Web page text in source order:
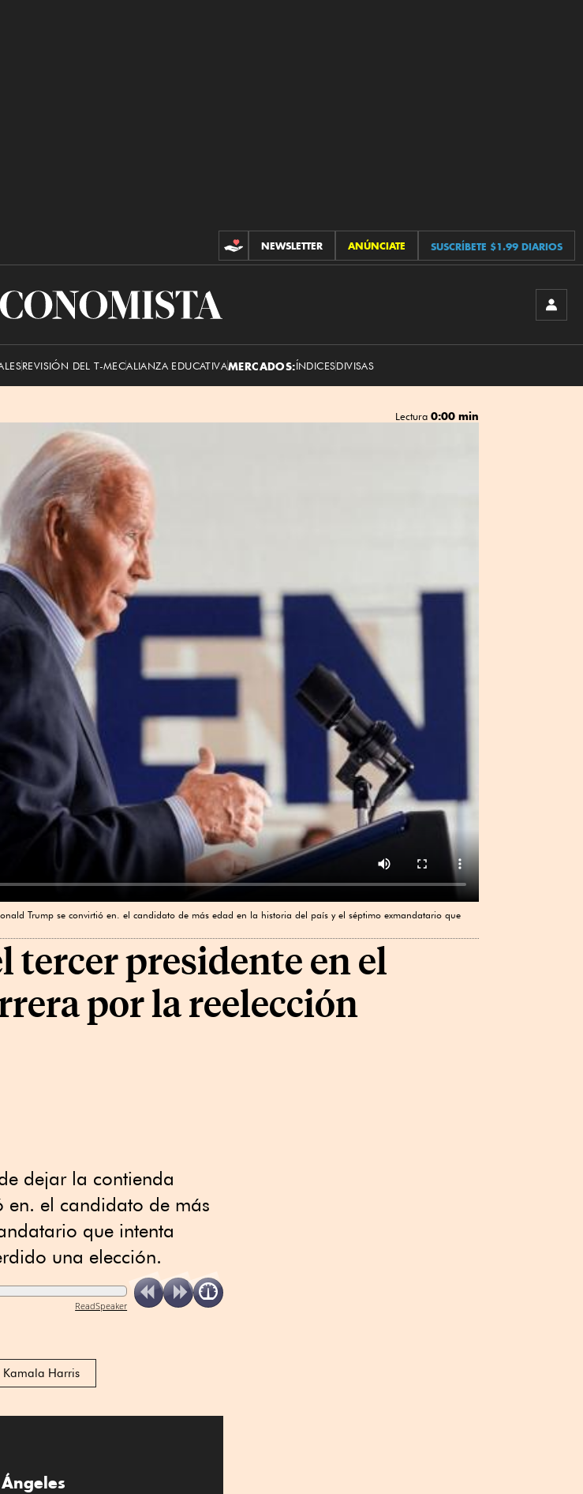
CONTRIBUCIONES
NEWSLETTER ANÚNCIATE SUSCRÍBETE $1.99 DIARIOS
El
REVISIÓN DEL T-MECALIANZA EDUCATIVAMERCADOS:ÍNDICESDIVISAS
Lectura 0:00 min
Trump se convirtió en. el candidato de más edad en la historia del país y el séptimo exmandatario que
tercer presidente en el
por la reelección
dejar la contienda
en. el candidato de más
que intenta
una elección.
ReadSpeaker
Kamala Harris